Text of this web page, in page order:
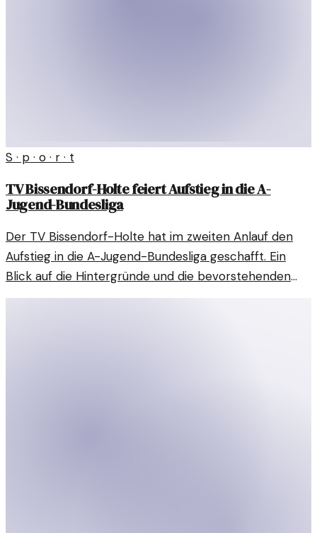
S · p · o · r · t
TV Bissendorf-Holte feiert Aufstieg in die A-
Jugend-Bundesliga
Der TV Bissendorf-Holte hat im zweiten Anlauf den
Aufstieg in die A-Jugend-Bundesliga geschafft. Ein
Blick auf die Hintergründe und die bevorstehenden
Herausforderungen.